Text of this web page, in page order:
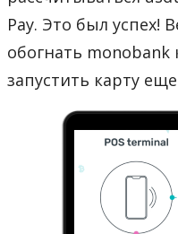
Pay. Это был успех!
обогнать
запустить карту